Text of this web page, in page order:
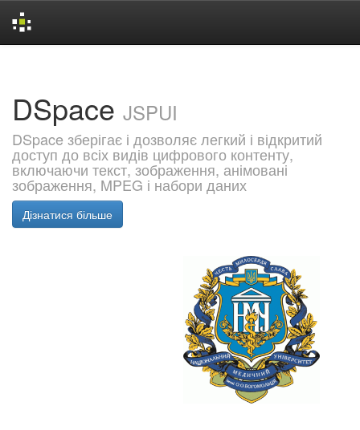
DSpace JSPUI
DSpace зберігає і дозволяє легкий і відкритий
доступ до всіх видів цифрового контенту,
включаючи текст, зображення, анімовані
зображення, MPEG і набори даних
Дізнатися більше